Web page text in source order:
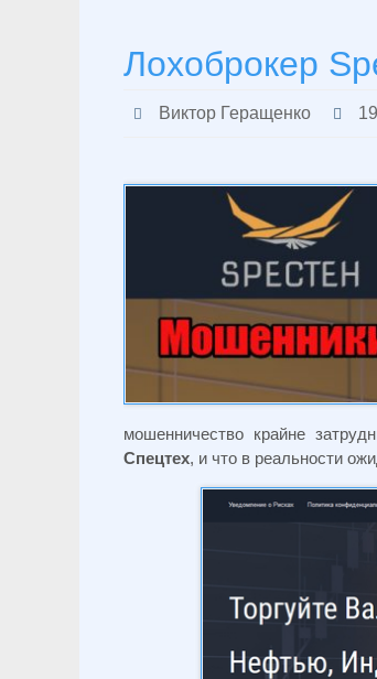
Лохоброкер
Виктор Геращенко
мошенничество крайне
Спецтех, и что в реальности